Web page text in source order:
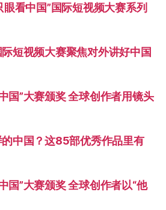
看中国”国际短视频大赛系列
短视频大赛聚焦对外讲好中国
国”大赛颁奖 全球创作者用镜头
的中国？这85部优秀作品里有
国”大赛颁奖 全球创作者以“他